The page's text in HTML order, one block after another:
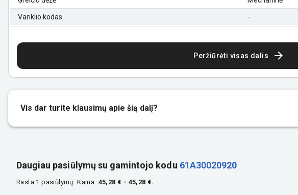
Variklio kodas -
Peržiūrėti visas dalis
Vis dar turite klausimų apie šią dalį?
Daugiau pasiūlymų su gamintojo kodu 61A30020920
Rasta 1 pasiūlymų. Kaina: 45,28 € - 45,28 €.